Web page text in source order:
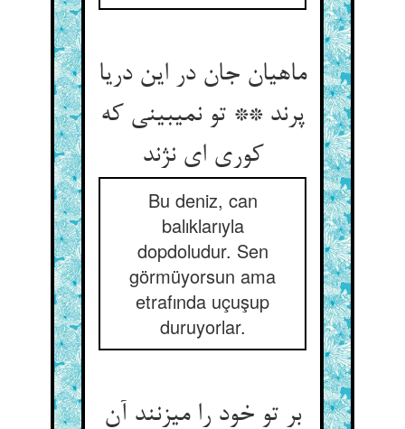
ماهیان جان در این دریا
پرند ** تو نمی‏بینی که
کوری ای نژند
Bu deniz, can
balıklarıyla
dopdoludur. Sen
görmüyorsun ama
etrafında uçuşup
duruyorlar.
بر تو خود را می‏زنند آن